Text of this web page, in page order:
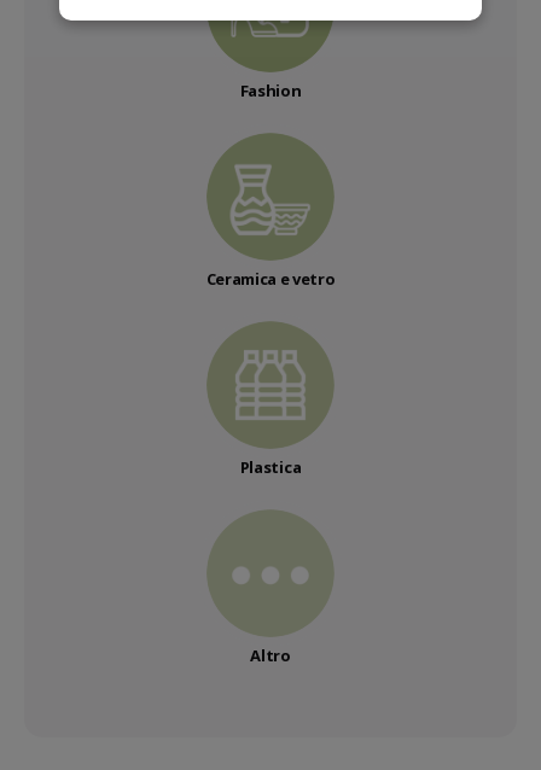
Fashion
Ceramica e vetro
Plastica
Altro